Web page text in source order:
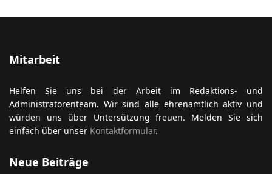
Mitarbeit
Helfen Sie uns bei der Arbeit im Redaktions- und
Administratorenteam. Wir sind alle ehrenamtlich aktiv und
würden uns über Untersützung freuen. Melden Sie sich
einfach über unser Kontaktformular.
Neue Beiträge
anzeigen